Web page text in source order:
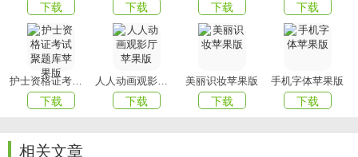
软件亮点
1. 智能化喂食：通过智能化的喂食计划，实现了对宠物的精
准喂养，提高了宠物的健康水平。
2. 节省时间精力：用户无需亲自操作喂食器，只需通过软件
3. 易于操作：软件界面简洁明了，操作简便，即使是初次使
下载 下载 下载 下载
护士资格证考试聚题库苹果版
下载
人人动画观影厅苹果版
下载
美丽识妆苹果版
下载
手机字体苹果版
下载
相关文章